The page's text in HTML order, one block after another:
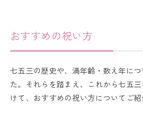
おすすめの祝い方
七五三の歴史や、満年齢・数え年に
た。それらを踏まえ、これから七五
けて、おすすめの祝い方についてご紹